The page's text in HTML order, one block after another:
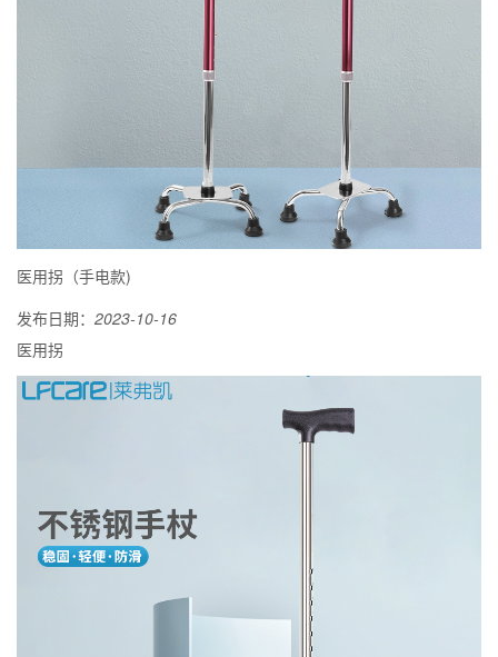
医用拐（手电款)
发布日期： 2023-10-16
医用拐